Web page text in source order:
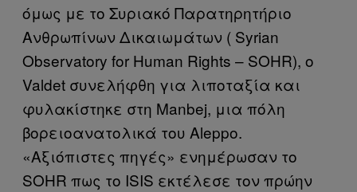
όμως με το Συριακό Παρατηρητήριο
Ανθρωπίνων Δικαιωμάτων ( Syrian
Observatory for Human Rights – SOHR), o
Valdet συνελήφθη για λιποταξία και
φυλακίστηκε στη Manbej, μια πόλη
βορειοανατολικά του Aleppo.
«Αξιόπιστες πηγές» ενημέρωσαν το
SOHR πως το ISIS εκτέλεσε τον πρώην